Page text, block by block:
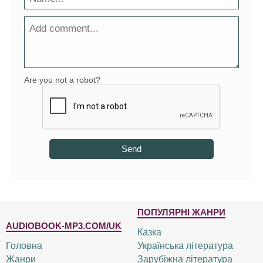
Are you not a robot?
Send
AUDIOBOOK-MP3.COM/UK
Головна
Жанри
ПОПУЛЯРНІ ЖАНРИ
Казка
Українська література
Зарубіжна література